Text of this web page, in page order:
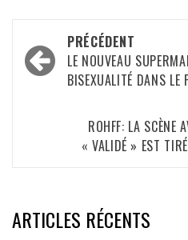
Navigation
d’article
PRÉCÉDENT
LE NOUVEAU
BISEXUALITÉ DANS
ROHFF: LA SCÈNE
« VALIDÉ » EST
ARTICLES RÉCENTS